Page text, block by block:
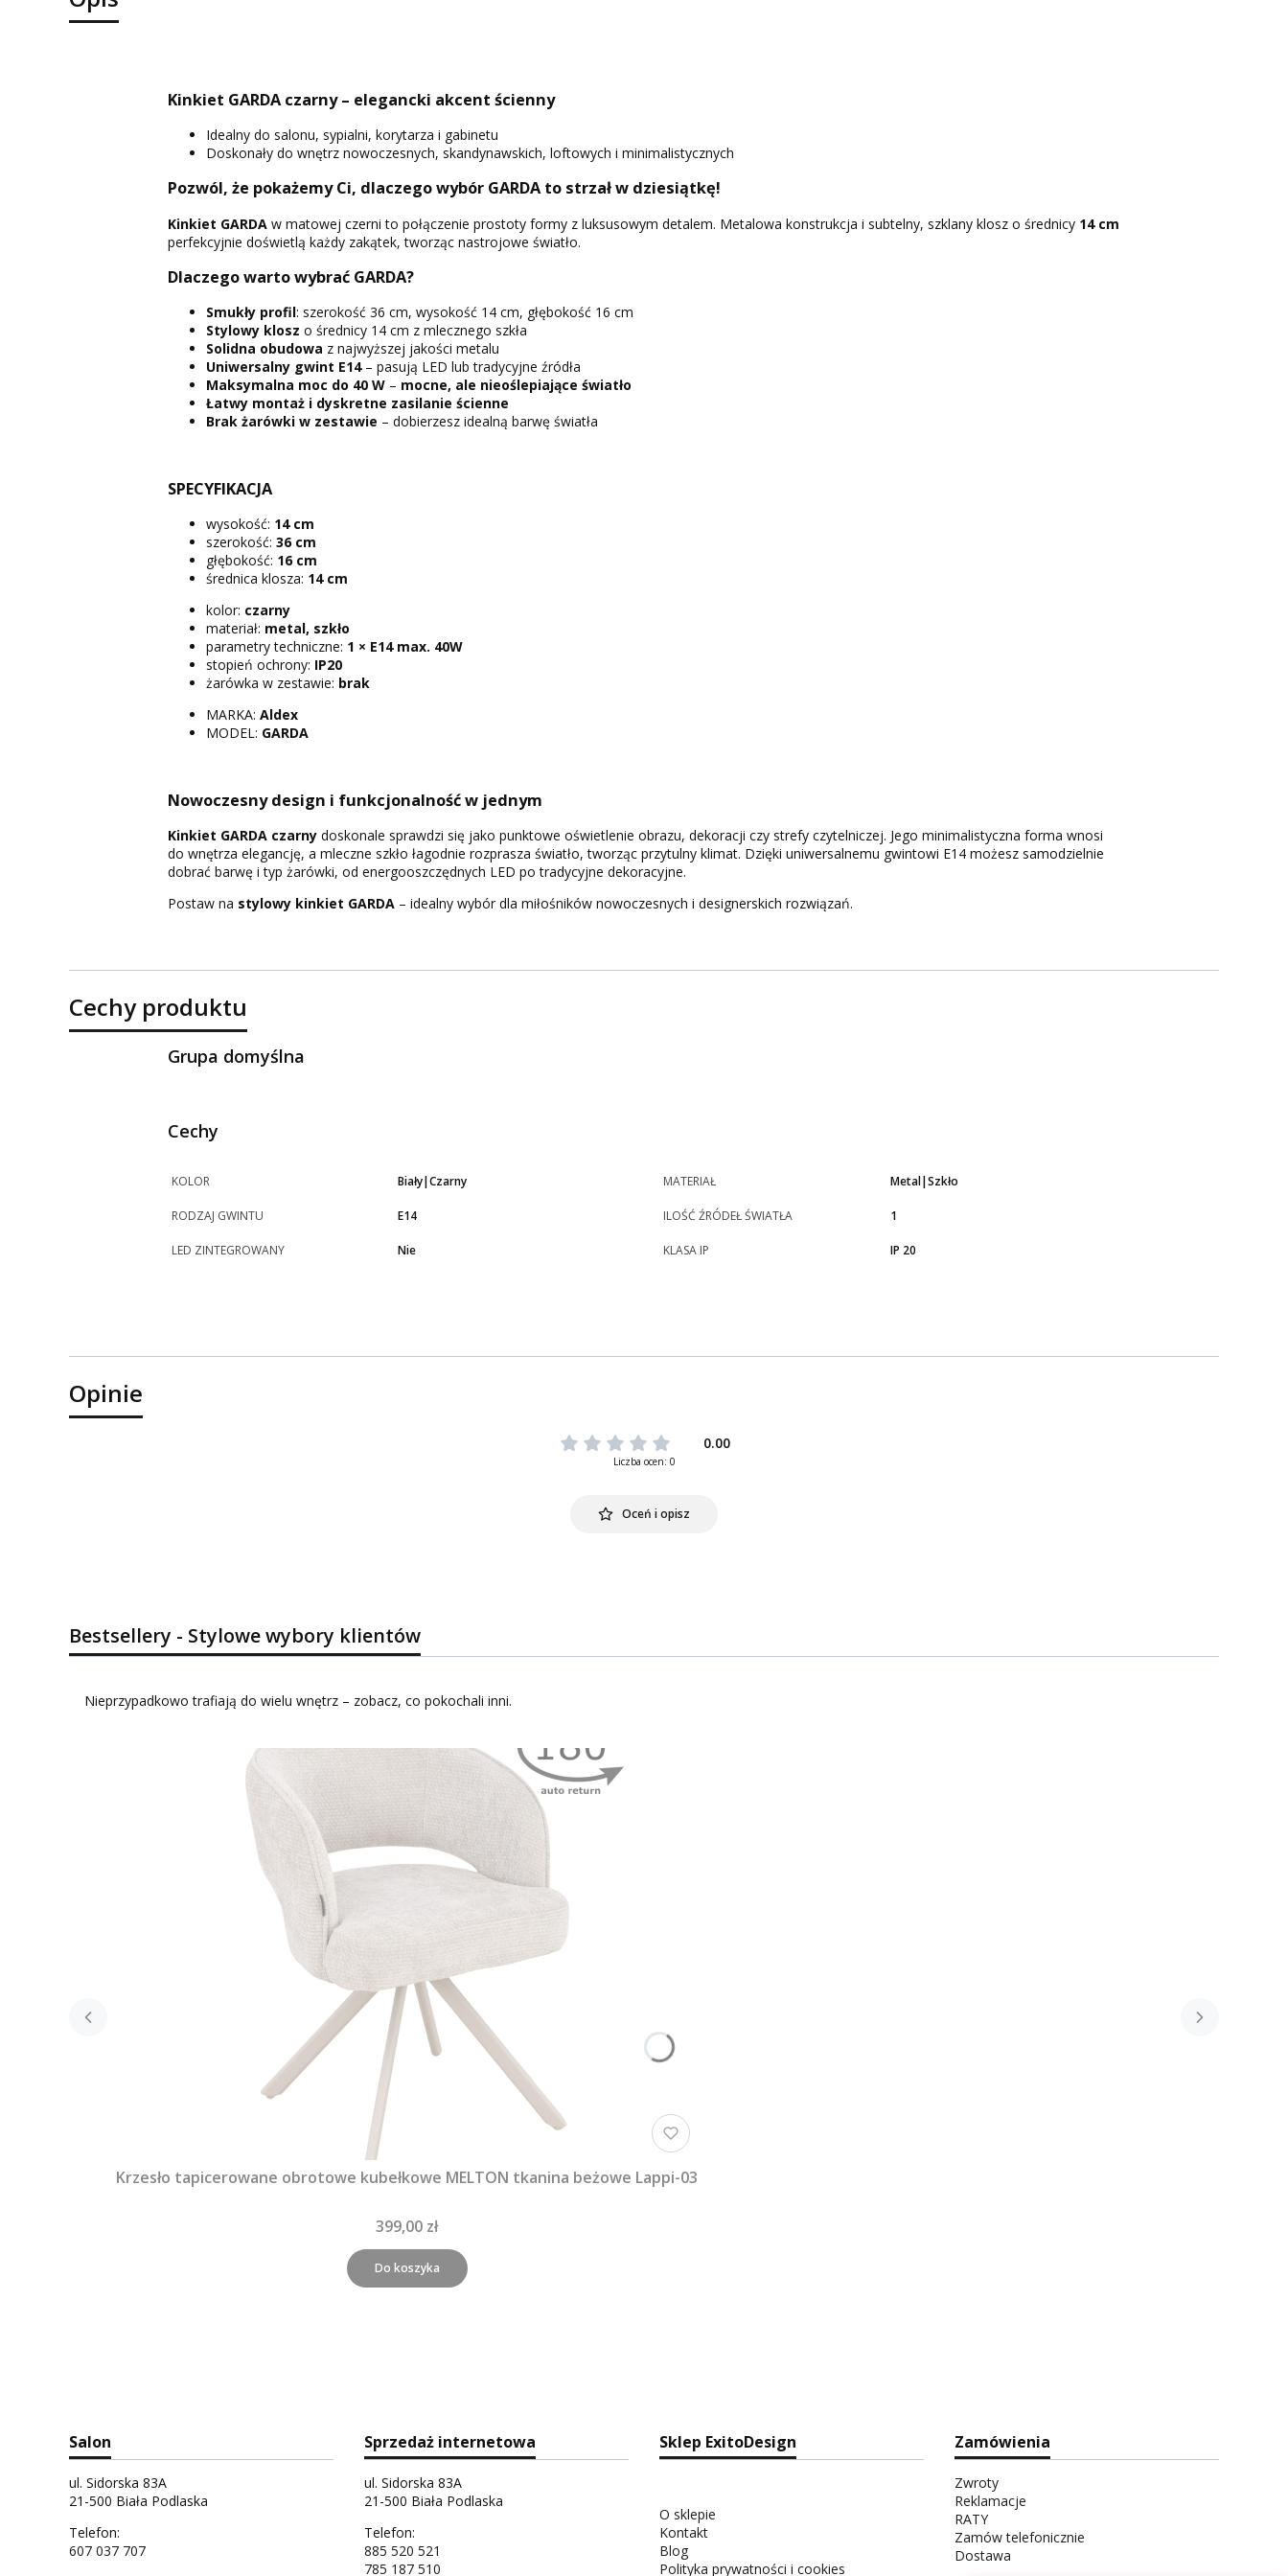
Kinkiet GARDA czarny – elegancki akcent ścienny
Idealny do salonu, sypialni, korytarza i gabinetu
Doskonały do wnętrz nowoczesnych, skandynawskich, loftowych i minimalistycznych
Pozwól, że pokażemy Ci, dlaczego wybór GARDA to strzał w dziesiątkę!
Kinkiet GARDAw matowej czerni to połączenie prostoty formy z luksusowym detalem. Metalowa konstrukcja i subtelny, szklany klosz o średnicy 14 cm
perfekcyjnie doświetlą każdy zakątek, tworząc nastrojowe światło.
Dlaczego warto wybrać GARDA?
Smukły profil: szerokość 36 cm, wysokość 14 cm, głębokość 16 cm
Stylowy klosz o średnicy 14 cm z mlecznego szkła
Solidna obudowa z najwyższej jakości metalu
Uniwersalny gwint E14– pasują LED lub tradycyjne źródła
Maksymalna moc do 40 W– mocne, ale nieoślepiające światło
Łatwy montaż i dyskretne zasilanie ścienne
Brak żarówki w zestawie – dobierzesz idealną barwę światła
SPECYFIKACJA
wysokość: 14 cm
szerokość: 36 cm
głębokość: 16 cm
średnica klosza: 14 cm
kolor: czarny
materiał: metal, szkło
parametry techniczne: 1 × E14 max. 40W
stopień ochrony: IP20
żarówka w zestawie: brak
MARKA: Aldex
MODEL: GARDA
Nowoczesny design i funkcjonalność w jednym
Kinkiet GARDA czarnydoskonale sprawdzi się jako punktowe oświetlenie obrazu, dekoracji czy strefy czytelniczej. Jego minimalistyczna forma wnosi
do wnętrza elegancję, a mleczne szkło łagodnie rozprasza światło, tworząc przytulny klimat. Dzięki uniwersalnemu gwintowi E14 możesz samodzielnie
dobrać barwę i typ żarówki, od energooszczędnych LED po tradycyjne dekoracyjne.
Postaw na stylowy kinkiet GARDA– idealny wybór dla miłośników nowoczesnych i designerskich rozwiązań.
Cechy produktu
Grupa domyślna
Cechy
KOLOR Biały|Czarny MATERIAŁ Metal|Szkło
RODZAJ GWINTU E14 ILOŚĆ ŹRÓDEŁ ŚWIATŁA 1
LED ZINTEGROWANY Nie KLASA IP IP 20
Opinie
0.00
Liczba ocen: 0
Oceń i opisz
Bestsellery - Stylowe wybory klientów
Nieprzypadkowo trafiają do wielu wnętrz – zobacz, co pokochali inni.
Krzesło tapicerowane obrotowe kubełkowe MELTON tkanina beżowe Lappi-03
399,00 zł
Do koszyka
Salon
ul. Sidorska 83A
21-500 Biała Podlaska
Telefon:
607 037 707
Sprzedaż internetowa
ul. Sidorska 83A
21-500 Biała Podlaska
Telefon:
885 520 521
785 187 510
Sklep ExitoDesign
O sklepie
Kontakt
Blog
Polityka prywatności i cookies
Zamówienia
Zwroty
Reklamacje
RATY
Zamów telefonicznie
Dostawa